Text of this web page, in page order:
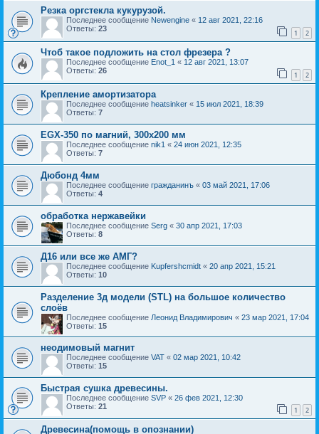
Резка оргстекла кукурузой.
Последнее сообщение Newengine « 12 авг 2021, 22:16
Ответы: 23 1 2
Чтоб такое подложить на стол фрезера ?
Последнее сообщение Enot_1 « 12 авг 2021, 13:07
Ответы: 26 1 2
Крепление амортизатора
Последнее сообщение heatsinker « 15 июл 2021, 18:39
Ответы: 7
EGX-350 по магний, 300х200 мм
Последнее сообщение nik1 « 24 июн 2021, 12:35
Ответы: 7
Дюбонд 4мм
Последнее сообщение гражданинъ « 03 май 2021, 17:06
Ответы: 4
обработка нержавейки
Последнее сообщение Serg « 30 апр 2021, 17:03
Ответы: 8
Д16 или все же АМГ?
Последнее сообщение Kupfershcmidt « 20 апр 2021, 15:21
Ответы: 10
Разделение 3д модели (STL) на большое количество
слоёв
Последнее сообщение Леонид Владимирович « 23 мар 2021, 17:04
Ответы: 15
неодимовый магнит
Последнее сообщение VAT « 02 мар 2021, 10:42
Ответы: 15
Быстрая сушка древесины.
Последнее сообщение SVP « 26 фев 2021, 12:30
Ответы: 21 1 2
Древесина(помощь в опознании)